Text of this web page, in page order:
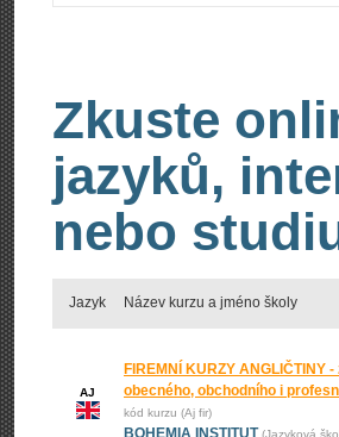
Zkuste
jazyků,
nebo
Jazyk Název kurzu a jméno školy
AJ
FIREMNÍ KURZY ANGLIČTINY
obecného, obchodního i
kód kurzu (Aj fir)
BOHEMIA INSTITUT (Jazyková